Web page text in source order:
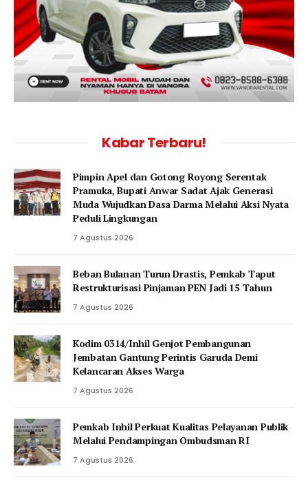
Kabar Terbaru!
Pimpin Apel dan Gotong Royong Serentak
Pramuka, Bupati Anwar Sadat Ajak Generasi
Muda Wujudkan Dasa Darma Melalui Aksi Nyata
Peduli Lingkungan
7 Agustus 2026
Beban Bulanan Turun Drastis, Pemkab Taput
Restrukturisasi Pinjaman PEN Jadi 15 Tahun‎
7 Agustus 2026
Kodim 0314/Inhil Genjot Pembangunan
Jembatan Gantung Perintis Garuda Demi
Kelancaran Akses Warga
7 Agustus 2026
Pemkab Inhil Perkuat Kualitas Pelayanan Publik
Melalui Pendampingan Ombudsman RI
7 Agustus 2026